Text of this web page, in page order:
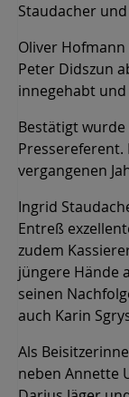
Staudacher
Oliver
Peter Didszun
innegehabt
Bestätigt
Pressereferent.
vergangenen
Ingrid
Entreß
zudem
jüngere Hände
seinen
auch Karin
Als
neben Annette